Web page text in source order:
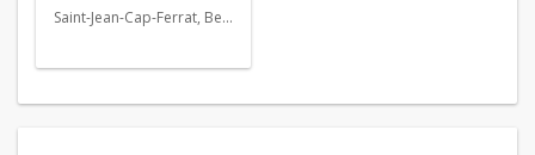
Saint-Jean-Cap-Ferrat, Beausoleil, La Turbie